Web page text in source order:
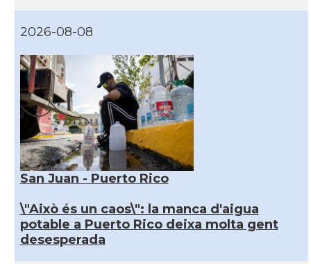
2026-08-08
San Juan - Puerto Rico
\"Això és un caos\": la manca d'aigua
potable a Puerto Rico deixa molta gent
desesperada